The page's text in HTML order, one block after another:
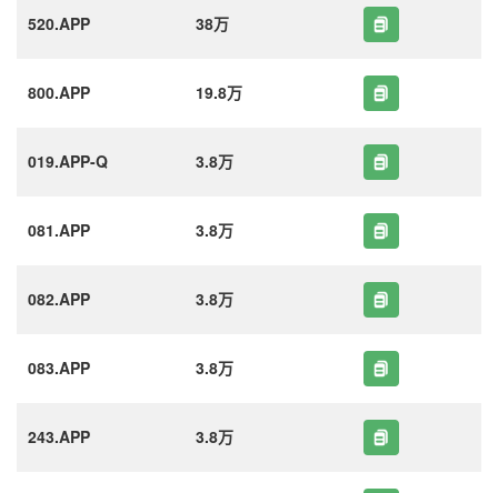
520.APP 38万
800.APP 19.8万
019.APP-Q 3.8万
081.APP 3.8万
082.APP 3.8万
083.APP 3.8万
243.APP 3.8万